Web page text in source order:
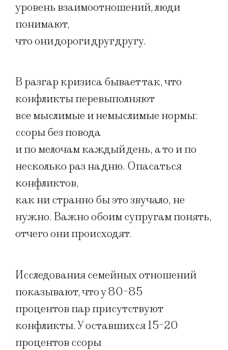
уровень взаимоотношений, люди
понимают,
что они дороги друг другу.
В разгар кризиса бывает так, что
конфликты перевыполняют
все мыслимые и немыслимые нормы:
ссоры без повода
и по мелочам каждый день, а то и по
несколько раз на дню. Опасаться
конфликтов,
как ни странно бы это звучало, не
нужно. Важно обоим супругам понять,
отчего они происходят.
Исследования семейных отношений
показывают, что у 80-85
процентов пар присутствуют
конфликты. У оставшихся 15-20
процентов ссоры